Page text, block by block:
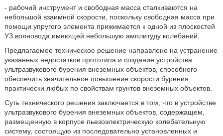
- рабочий инструмент и свободная масса сталкиваются на
небольшой взаимной скорости, поскольку свободная масса при
помощи упругого элемента прижимается к одной из плоскостей
УЗ волновода имеющей небольшую амплитуду колебаний.
Предлагаемое техническое решение направлено на устранение
указанных недостатков прототипа и создание устройства
ультразвукового бурения внеземных объектов, способного
обеспечить значительное повышение скорости бурения
практически любых по свойствам грунтов внеземных объектов.
Суть технического решения заключается в том, что в устройстве
ультразвукового бурения внеземных объектов, содержащем,
размещенную в корпусе пьезоэлектрическую колебательную
систему, состоящую из последовательно установленных и